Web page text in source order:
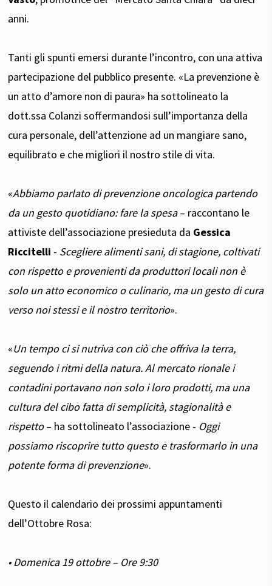
anni.
Tanti gli spunti emersi durante l’incontro, con una attiva
partecipazione del pubblico presente. «La prevenzione è
un atto d’amore non di paura» ha sottolineato la
dott.ssa Colanzi soffermandosi sull’importanza della
cura personale, dell’attenzione ad un mangiare sano,
equilibrato e che migliori il nostro stile di vita.
«Abbiamo parlato di prevenzione oncologica partendo
da un gesto quotidiano: fare la spesa– raccontano le
attiviste dell’associazione presieduta da Gessica
Riccitelli - Scegliere alimenti sani, di stagione, coltivati
con rispetto e provenienti da produttori locali non è
solo un atto economico o culinario, ma un gesto di cura
verso noi stessi e il nostro territorio».
«Un tempo ci si nutriva con ciò che offriva la terra,
seguendo i ritmi della natura. Al mercato rionale i
contadini portavano non solo i loro prodotti, ma una
cultura del cibo fatta di semplicità, stagionalità e
rispetto– ha sottolineato l’associazione - Oggi
possiamo riscoprire tutto questo e trasformarlo in una
potente forma di prevenzione».
Questo il calendario dei prossimi appuntamenti
dell’Ottobre Rosa:
• Domenica 19 ottobre – Ore 9:30